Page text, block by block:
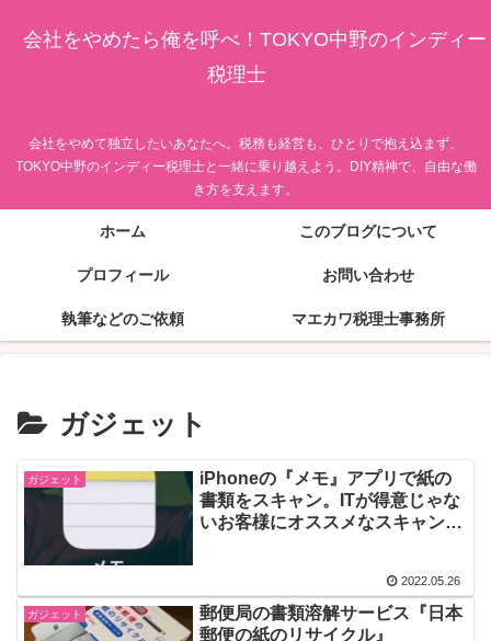
会社をやめたら俺を呼べ！TOKYO中野のインディー
税理士
会社をやめて独立したいあなたへ。税務も経営も、ひとりで抱え込まず、
TOKYO中野のインディー税理士と一緒に乗り越えよう。DIY精神で、自由な働
き方を支えます。
ホーム このブログについて
プロフィール お問い合わせ
執筆などのご依頼 マエカワ税理士事務所
ガジェット
ガジェット
iPhoneの『メモ』アプリで紙の
書類をスキャン。ITが得意じゃな
いお客様にオススメなスキャンア
2022.05.26
ガジェット
郵便局の書類溶解サービス『日本
郵便の紙のリサイクル』